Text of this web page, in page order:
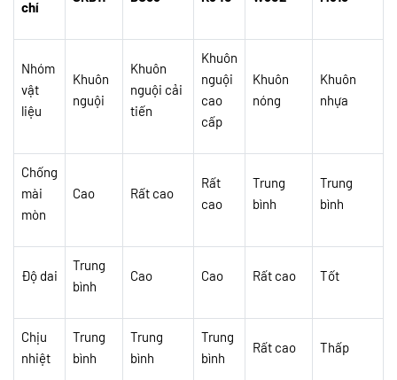
chí
Nhóm
vật
liệu
Khuôn
nguội
Khuôn
nguội cải
tiến
Khuôn
nguội
cao
cấp
Khuôn
nóng
Khuôn
nhựa
Chống
mài
mòn
Cao Rất cao
Rất
cao
Trung
bình
Trung
bình
Độ dai
Trung
bình
Cao Cao Rất cao Tốt
Chịu
nhiệt
Trung
bình
Trung
bình
Trung
bình
Rất cao Thấp